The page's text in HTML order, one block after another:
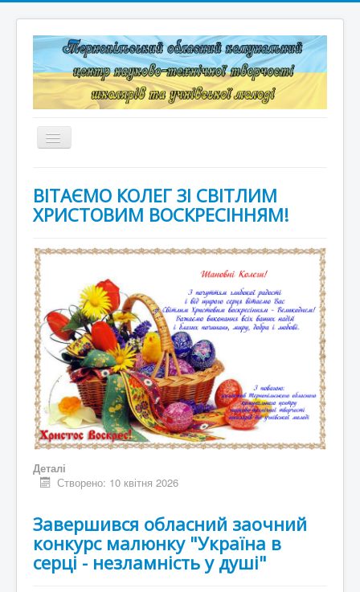
Перемикач
навігації
Структура
Корисні лінки
Дистанційне навчання
Контакти
ВІТАЄМО КОЛЕГ ЗІ СВІТЛИМ
ХРИСТОВИМ ВОСКРЕСІННЯМ!
Деталі
Створено: 10 квітня 2026
Завершився обласний заочний
конкурс малюнку "Україна в
серці - незламність у душі"